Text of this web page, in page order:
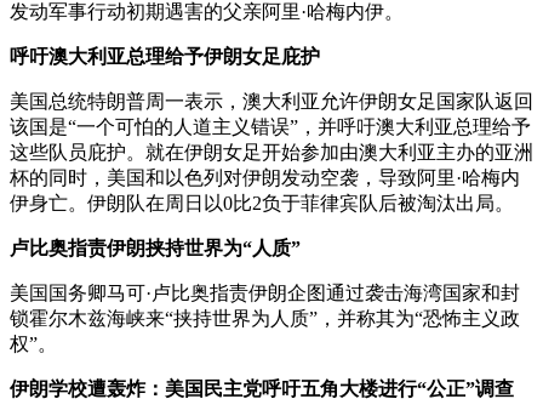
发动军事行动初期遇害的父亲阿里·哈梅内伊。
呼吁澳大利亚总理给予伊朗女足庇护
美国总统特朗普周一表示，澳大利亚允许伊朗女足国家队返回
该国是“一个可怕的人道主义错误”，并呼吁澳大利亚总理给予
这些队员庇护。就在伊朗女足开始参加由澳大利亚主办的亚洲
杯的同时，美国和以色列对伊朗发动空袭，导致阿里·哈梅内
伊身亡。伊朗队在周日以0比2负于菲律宾队后被淘汰出局。
卢比奥指责伊朗挟持世界为“人质”
美国国务卿马可·卢比奥指责伊朗企图通过袭击海湾国家和封
锁霍尔木兹海峡来“挟持世界为人质”，并称其为“恐怖主义政
权”。
伊朗学校遭轰炸：美国民主党呼吁五角大楼进行“公正”调查